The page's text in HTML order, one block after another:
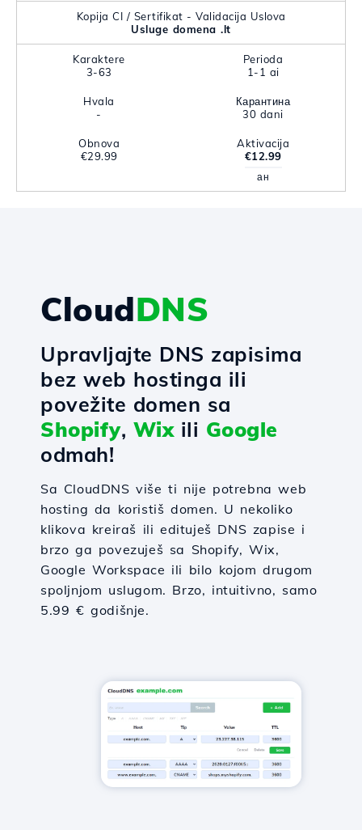
Kopija CI / Sertifikat - Validacija Uslova
Usluge domena .lt
Karaktere
3-63
Perioda
1-1 ai
Hvala
-
Карантина
30 dani
Obnova
€29.99
Aktivacija
€12.99
ан
CloudDNS
Upravljajte DNS zapisima
bez web hostinga ili
povežite domen sa
Shopify, Wixili Google
odmah!
Sa CloudDNS više ti nije potrebna web
hosting da koristiš domen. U nekoliko
klikova kreiraš ili edituješ DNS zapise i
brzo ga povezuješ sa Shopify, Wix,
Google Workspace ili bilo kojom drugom
spoljnjom uslugom. Brzo, intuitivno, samo
5.99 € godišnje.